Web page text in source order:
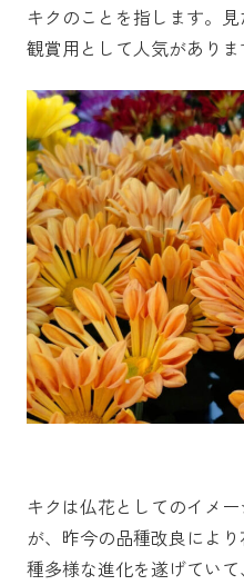
キクのことを指します。見
観賞用として人気がありま
キクは仏花としてのイメ
が、昨今の品種改良によ
種多様な進化を遂げてい